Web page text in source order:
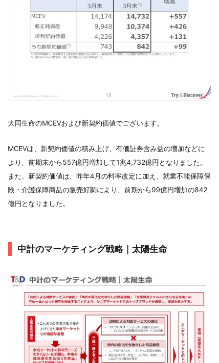
大同生命のMCEVおよび新契約価値でございます。
MCEVは、新契約価値の積み上げ、有価証券含み益の増加などに
より、前期末から557億円増加して1兆4,732億円となりました。
また、新契約価値は、昨年4月の料率改定に加え、就業不能保障保
険・介護保障商品の販売好調により、前期から99億円増加の842
億円となりました。
中計のマーケティング戦略｜太陽生命